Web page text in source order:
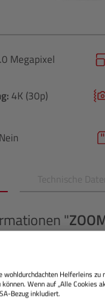
Megapixel
4K (30p)
Nein
Technische
"
ist ein vielseitiger
scharfe Bilder in 4K-
Möglichkeit, bis zu
Klangqualität
Helferleins zu
Wenn auf „Alle Cookies
Bezug inkludiert.